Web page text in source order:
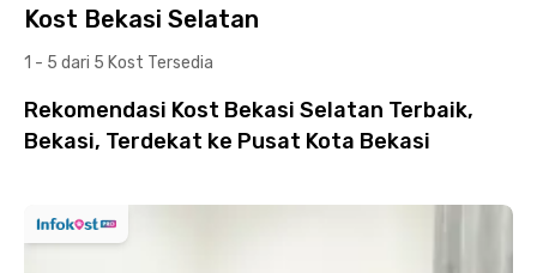
Kost Bekasi Selatan
1 - 5 dari 5 Kost Tersedia
Rekomendasi Kost Bekasi Selatan Terbaik,
Bekasi, Terdekat ke Pusat Kota Bekasi